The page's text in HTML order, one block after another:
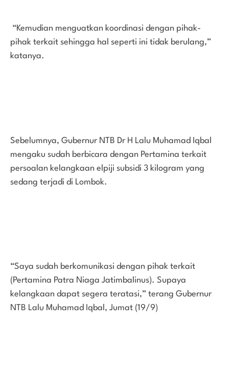
“Kemudian menguatkan koordinasi dengan pihak-
pihak terkait sehingga hal seperti ini tidak berulang,”
katanya.
Sebelumnya, Gubernur NTB Dr H Lalu Muhamad Iqbal
mengaku sudah berbicara dengan Pertamina terkait
persoalan kelangkaan elpiji subsidi 3 kilogram yang
sedang terjadi di Lombok.
“Saya sudah berkomunikasi dengan pihak terkait
(Pertamina Patra Niaga Jatimbalinus). Supaya
kelangkaan dapat segera teratasi,” terang Gubernur
NTB Lalu Muhamad Iqbal, Jumat (19/9)